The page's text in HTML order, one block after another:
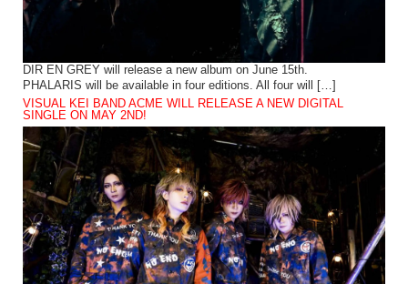
DIR EN GREY will release a new album on June 15th.
PHALARIS will be available in four editions. All four will […]
VISUAL KEI BAND ACME WILL RELEASE A NEW DIGITAL
SINGLE ON MAY 2ND!